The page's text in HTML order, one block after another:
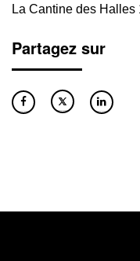
La Cantine des
Partagez sur